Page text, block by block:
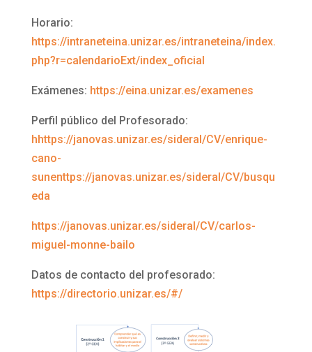
Horario:
https://intraneteina.unizar.es/intraneteina/index.
php?r=calendarioExt/index_oficial
Exámenes: https://eina.unizar.es/examenes
Perfil público del Profesorado:
hhttps://janovas.unizar.es/sideral/CV/enrique-
cano-
sunenttps://janovas.unizar.es/sideral/CV/busqu
eda
https://janovas.unizar.es/sideral/CV/carlos-
miguel-monne-bailo
Datos de contacto del profesorado:
https://directorio.unizar.es/#/